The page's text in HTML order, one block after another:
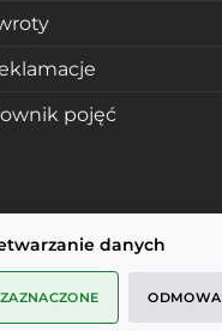
danych
ODMOWA
pojęć